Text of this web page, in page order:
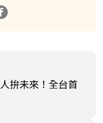
拚未來！全台首